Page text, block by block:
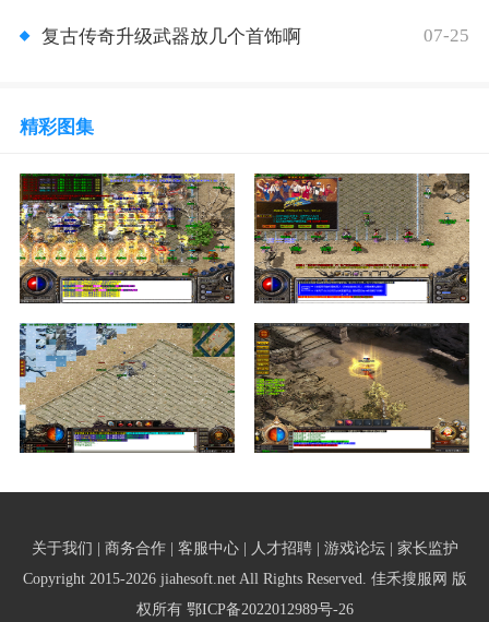
复古传奇升级武器放几个首饰啊 07-25
精彩图集
关于我们 | 商务合作 | 客服中心 | 人才招聘 | 游戏论坛 | 家长监护
Copyright 2015-2026 jiahesoft.net All Rights Reserved. 佳禾搜服网 版
权所有 鄂ICP备2022012989号-26